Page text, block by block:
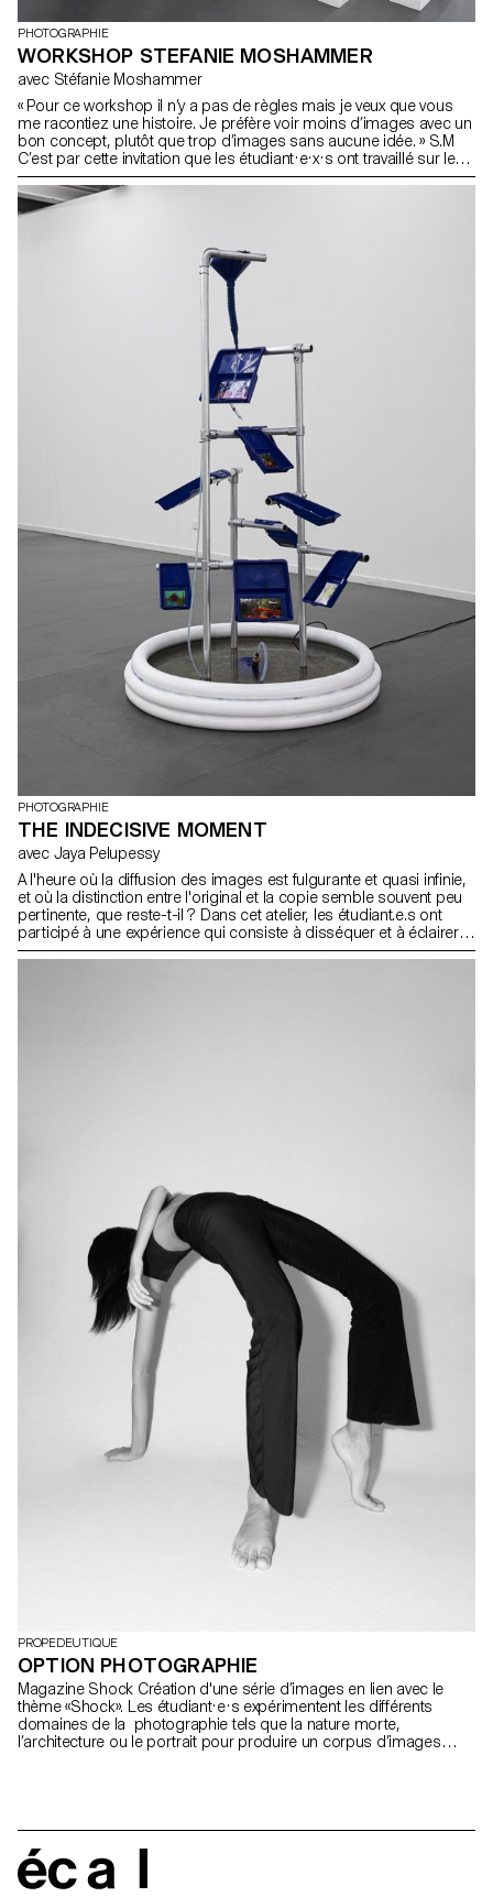
propre identité grâce à l'outil puissant qu'est la photographie.
PHOTOGRAPHIE
WORKSHOP STEFANIE MOSHAMMER
avec Stéfanie Moshammer
« Pour ce workshop il n’y a pas de règles mais je veux que vous
me racontiez une histoire. Je préfère voir moins d’images avec un
bon concept, plutôt que trop d’images sans aucune idée. » S.M
C’est par cette invitation que les étudiant·e·x·s ont travaillé sur le
territoire de la Ville de Renens à la recherche de lieux, personnes
et traces d’une histoire qui ne soit pas simplement une série de
belles images.
PHOTOGRAPHIE
THE INDECISIVE MOMENT
avec Jaya Pelupessy
A l'heure où la diffusion des images est fulgurante et quasi infinie,
et où la distinction entre l'original et la copie semble souvent peu
pertinente, que reste-t-il ? Dans cet atelier, les étudiant.e.s ont
participé à une expérience qui consiste à disséquer et à éclairer
divers aspects de l'image pour finalement réinterpréter son sens.
PROPEDEUTIQUE
OPTION PHOTOGRAPHIE
Magazine Shock Création d'une série d’images en lien avec le
thème «Shock». Les étudiant·e·s expérimentent les différents
domaines de la photographie tels que la nature morte,
l’architecture ou le portrait pour produire un corpus d’images